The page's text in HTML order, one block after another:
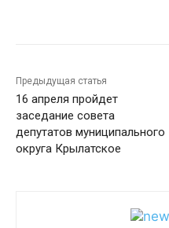
Предыдущая статья
16 апреля пройдет
заседание совета
депутатов муниципального
округа Крылатское